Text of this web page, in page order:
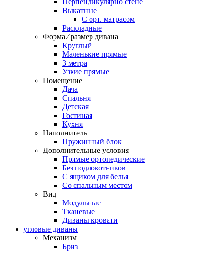
Перпендикулярно стене
Выкатные
С орт. матрасом
Раскладные
Форма ⁄ размер дивана
Круглый
Маленькие прямые
3 метра
Узкие прямые
Помещение
Дача
Спальня
Детская
Гостиная
Кухня
Наполнитель
Пружинный блок
Дополнительные условия
Прямые ортопедические
Без подлокотников
С ящиком для белья
Со спальным местом
Вид
Модульные
Тканевые
Диваны кровати
угловые диваны
Механизм
Бриз